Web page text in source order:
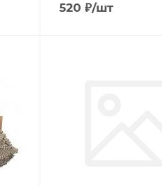
520 ₽/шт